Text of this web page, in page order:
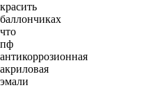
красить
баллончиках
что
пф
антикоррозионная
акриловая
эмали